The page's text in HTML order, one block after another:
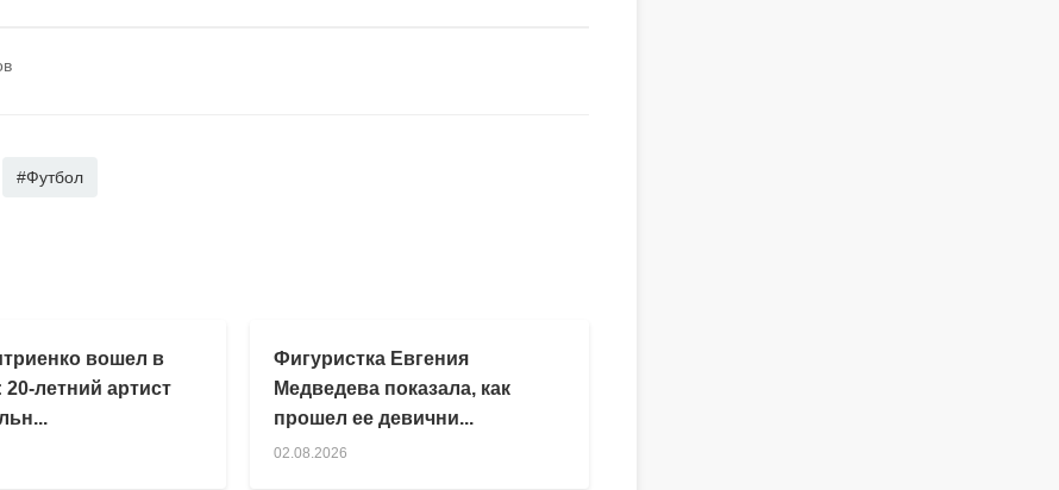
#Футбол
вошел в
летний артист
Фигуристка Евгения
Медведева показала, как
прошел ее девични...
02.08.2026